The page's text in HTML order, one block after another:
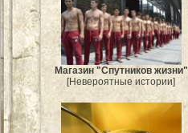
Магазин "Спутников жизни"
[Невероятные истории]